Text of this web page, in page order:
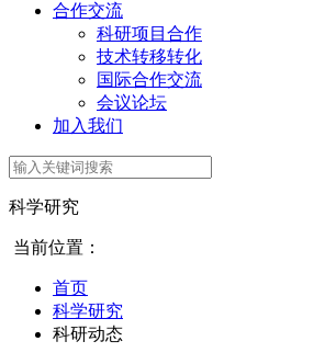
合作交流
科研项目合作
技术转移转化
国际合作交流
会议论坛
加入我们
科学研究
当前位置：
首页
科学研究
科研动态